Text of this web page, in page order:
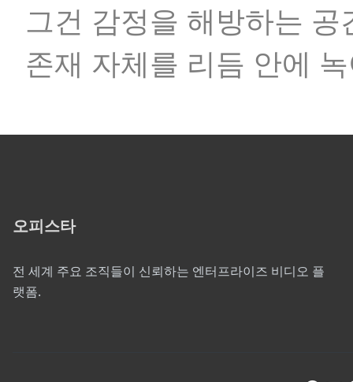
그건 감정을 해방하는 공
존재 자체를 리듬 안에
오피스타
전 세계 주요 조직들이 신뢰하는 엔터프라이즈 비디오 플
랫폼.